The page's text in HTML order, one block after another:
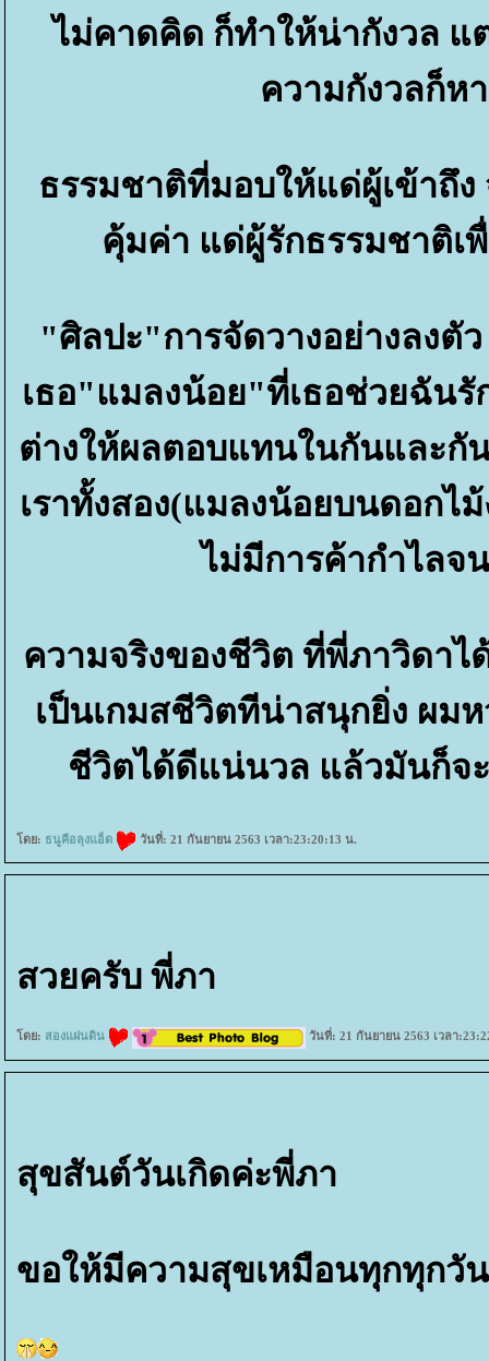
ไม่คาดคิด ก็ทำให้น่ากังวล แ
ความกังวลก็ห
ธรรมชาติที่มอบให้แด่ผู้เข้าถึง
คุ้มค่า แด่ผู้รักธรรมชาติเ
"ศิลปะ"การจัดวางอย่างลงตัว
เธอ"แมลงน้อย"ที่เธอช่วยฉันรั
ต่างให้ผลตอบแทนในกันและกั
เราทั้งสอง(แมลงน้อยบนดอกไ
ไม่มีการค้ากำไลจ
ความจริงของชีวิต ที่พี่ภาวิดา
เป็นเกมสชีวิตทีน่าสนุกยิ่ง ผมห
ชีวิตได้ดีแน่นวล แล้วมันก็จ
ดย: ธนูคือลุงแอ็ด วันที่: 21 กันยายน 2563 เวลา:23:20:13 น.
สวยครับ พี่ภา
ดย: สองแผ่นดิน วันที่: 21 กันยายน 2563 เวลา
สุขสันต์วันเกิดค่ะพี่ภา
ขอให้มีความสุขเหมือนทุกทุกวั